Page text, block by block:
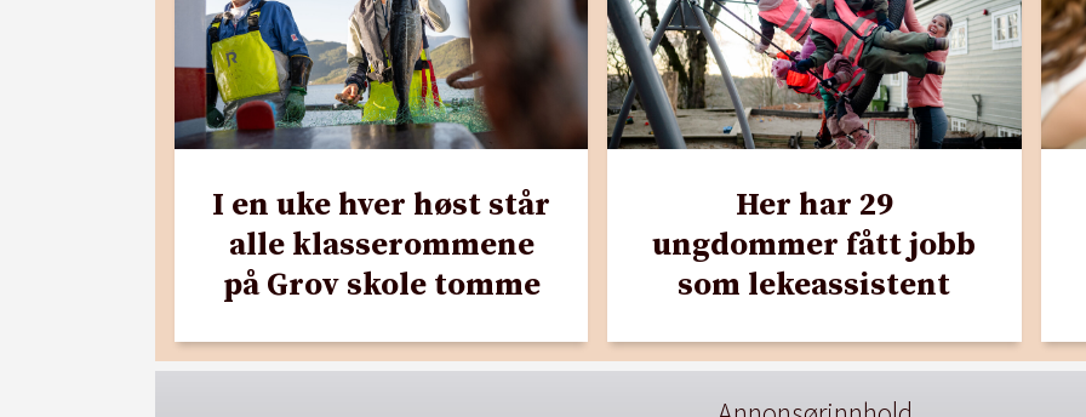
I en uke hver høst står
alle klasserommene
på Grov skole tomme
Her har 29
ungdommer fått jobb
som lekeassistent